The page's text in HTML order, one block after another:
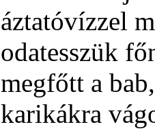
áztatóvízzel
odatesszük
megfőtt a
karikákra